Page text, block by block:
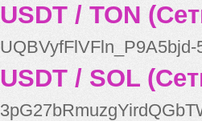
USDT / TON
USDT / SOL